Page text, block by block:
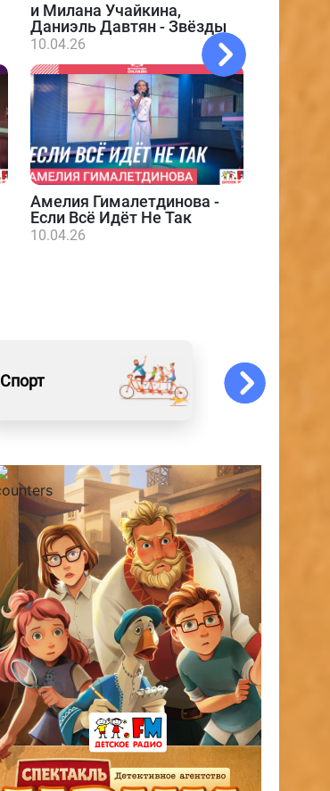
и Милана Учайкина,
Даниэль Давтян - Звёзды
10.04.26
Амелия Гималетдинова -
Если Всё Идёт Не Так
10.04.26
Спорт События